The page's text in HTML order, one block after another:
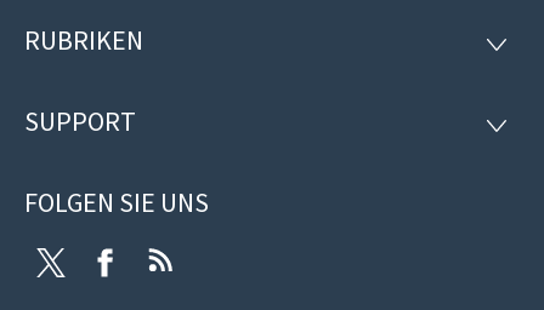
Footer
RUBRIKEN
SUPPORT
FOLGEN SIE UNS
Twitter Facebook